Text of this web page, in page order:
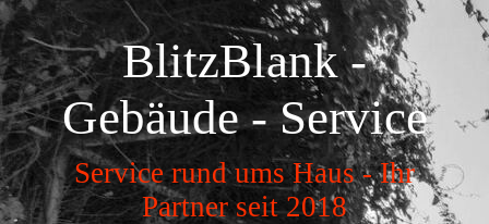
BlitzBlank -
Gebäude - Service
Service rund ums Haus - Ihr
Partner seit 2018